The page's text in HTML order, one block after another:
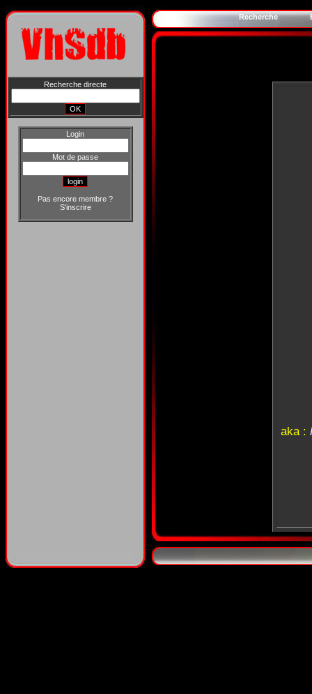
Recherche directe
Login
Mot de passe
Pas encore membre ?
S'inscrire
Recherche
aka :